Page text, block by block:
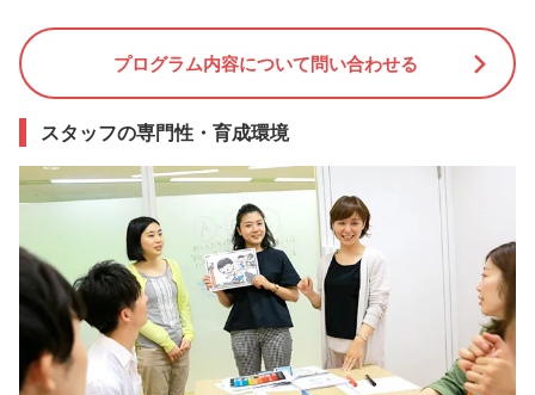
プログラム内容について問い合わせる
スタッフの専門性・育成環境